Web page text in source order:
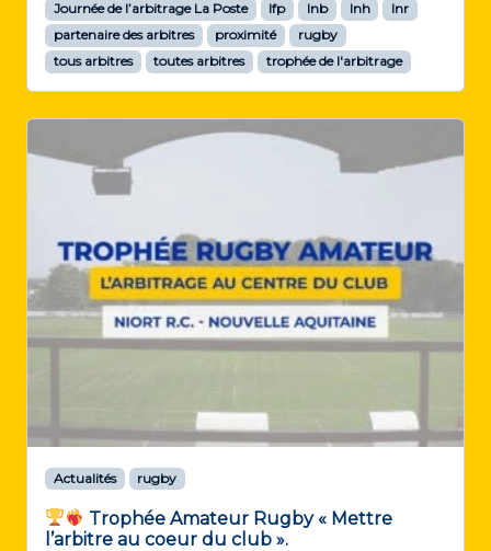
Journée de l’arbitrage La Poste lfp lnb lnh
lnr
partenaire des arbitres
proximité
rugby
tous arbitres
toutes arbitres trophée de l'arbitrage
Actualités rugby
Trophée Amateur Rugby « Mettre
l’arbitre au coeur du club ».